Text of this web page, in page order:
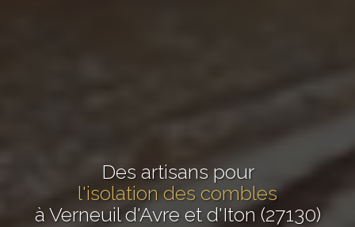
Des artisans pour
l'isolation des combles
à Verneuil d'Avre et d'Iton (27130)